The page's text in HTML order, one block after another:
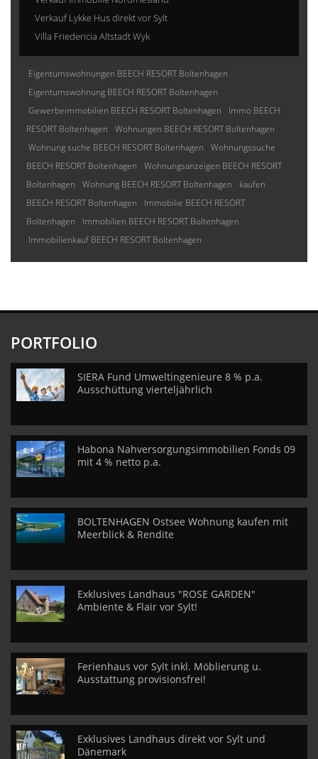
Verkauf Lykke Hus direkt vor Sylt
Villa Friedericia Altstadt Wyk
Eigentumswohnungen BEECH RESORT Boltenhagen
Eigentumswohnung BEECH RESORT Boltenhagen
Gewerbeimmobilien BEECH RESORT Boltenhagen
Immo BEECH
RESORT Boltenhagen
Wohnungen BEECH RESORT Boltenhagen
Wohnung suche BEECH RESORT Boltenhagen
Wohnungssuche
BEECH RESORT Boltenhagen
Wohnungsanzeigen BEECH RESORT
Boltenhagen
Wohnung BEECH RESORT Boltenhagen
kaufen
BEECH RESORT Boltenhagen
Immobilie BEECH RESORT
Boltenhagen
Immobilien BEECH RESORT Boltenhagen
Immobilienkauf BEECH RESORT Boltenhagen
PORTFOLIO
SIERA Fund Umweltingenieure 8 % p.a.
Ausschüttung vierteljährlich
Habona Nahversorgungsimmobilien Fonds 09
mit 4 % netto p.a.
BOLTENHAGEN Ostsee Wohnung kaufen mit
Meerblick & Rendite
Exklusives Landhaus "ROSE GARDEN"
Ambiente & Flair vor Sylt!
Ferienhaus vor Sylt inkl. Möblierung u.
Ausstattung provisionsfrei!
Exklusives Landhaus direkt vor Sylt und
Dänemark